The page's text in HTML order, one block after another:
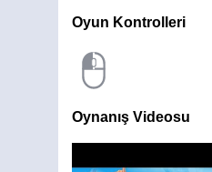
Oyun Kontrolleri
Oynanış Videosu